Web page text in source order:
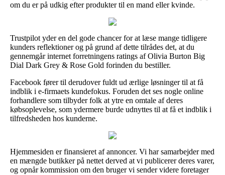
om du er på udkig efter produkter til en mand eller kvinde.
Trustpilot yder en del gode chancer for at læse mange tidligere
kunders reflektioner og på grund af dette tilrådes det, at du
gennemgår internet forretningens ratings af Olivia Burton Big
Dial Dark Grey & Rose Gold forinden du bestiller.
Facebook fører til derudover fuldt ud ærlige løsninger til at få
indblik i e-firmaets kundefokus. Foruden det ses nogle online
forhandlere som tilbyder folk at ytre en omtale af deres
købsoplevelse, som ydermere burde udnyttes til at få et indblik i
tilfredsheden hos kunderne.
Hjemmesiden er finansieret af annoncer. Vi har samarbejder med
en mængde butikker på nettet derved at vi publicerer deres varer,
og opnår kommission om den bruger vi sender videre foretager